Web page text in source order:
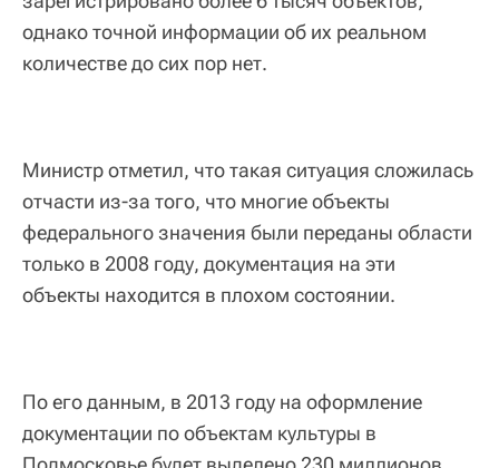
однако точной информации об их реальном
количестве до сих пор нет.
Министр отметил, что такая ситуация сложилась
отчасти из-за того, что многие объекты
федерального значения были переданы области
только в 2008 году, документация на эти
объекты находится в плохом состоянии.
По его данным, в 2013 году на оформление
документации по объектам культуры в